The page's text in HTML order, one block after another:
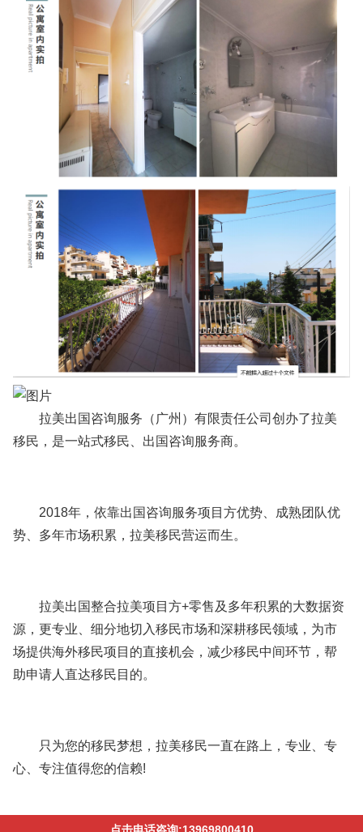
拉美出国咨询服务（广州）有限责任公司创办了拉美
移民，是一站式移民、出国咨询服务商。
2018年，依靠出国咨询服务项目方优势、成熟团队优
势、多年市场积累，拉美移民营运而生。
拉美出国整合拉美项目方+零售及多年积累的大数据资
源，更专业、细分地切入移民市场和深耕移民领域，为市
场提供海外移民项目的直接机会，减少移民中间环节，帮
助申请人直达移民目的。
只为您的移民梦想，拉美移民一直在路上，专业、专
心、专注值得您的信赖!
点击电话咨询:13969800410